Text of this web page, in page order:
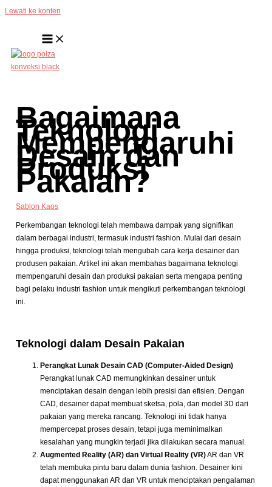
Lewati ke konten
Bagaimana
Teknologi
Mempengaruhi
Desain dan
Produksi
Pakaian?
Sablon Kaos
Perkembangan teknologi telah membawa dampak yang signifikan
dalam berbagai industri, termasuk industri fashion. Mulai dari desain
hingga produksi, teknologi telah mengubah cara kerja desainer dan
produsen pakaian. Artikel ini akan membahas bagaimana teknologi
mempengaruhi desain dan produksi pakaian serta mengapa penting
bagi pelaku industri fashion untuk mengikuti perkembangan teknologi
ini.
Teknologi dalam Desain Pakaian
Perangkat Lunak Desain CAD (Computer-Aided Design)
Perangkat lunak CAD memungkinkan desainer untuk
menciptakan desain dengan lebih presisi dan efisien. Dengan
CAD, desainer dapat membuat sketsa, pola, dan model 3D dari
pakaian yang mereka rancang. Teknologi ini tidak hanya
mempercepat proses desain, tetapi juga meminimalkan
kesalahan yang mungkin terjadi jika dilakukan secara manual.
Augmented Reality (AR) dan Virtual Reality (VR)AR dan VR
telah membuka pintu baru dalam dunia fashion. Desainer kini
dapat menggunakan AR dan VR untuk menciptakan pengalaman